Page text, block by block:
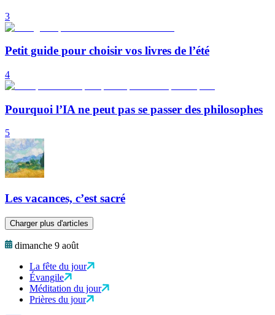
3
Petit guide pour choisir vos livres de l’été
4
Pourquoi l’IA ne peut pas se passer des philosophes
5
Les vacances, c’est sacré
Charger plus d'articles
dimanche 9 août
La fête du jour
Évangile
Méditation du jour
Prières du jour